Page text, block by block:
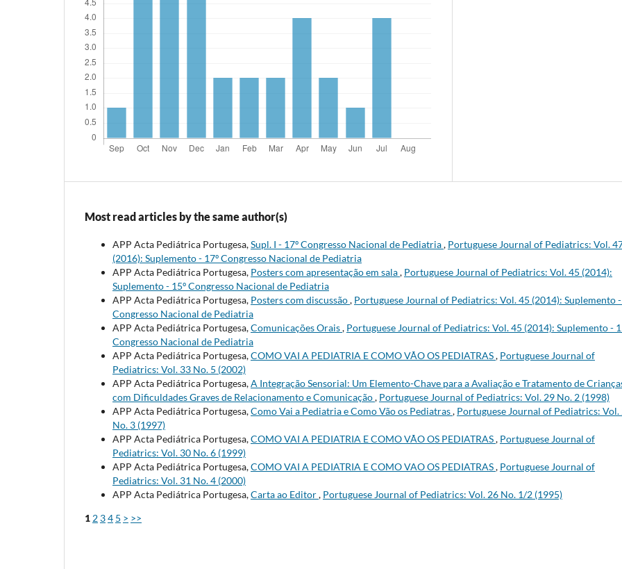
Most read articles by the same author(s)
APP Acta Pediátrica Portugesa,Supl. I - 17º Congresso Nacional de Pediatria, Portuguese Journal of Pediatrics: Vol.
(2016): Suplemento - 17º Congresso Nacional de Pediatria
APP Acta Pediátrica Portugesa, Posters com apresentação em sala, Portuguese Journal of Pediatrics: Vol. 45 (2014):
Suplemento - 15º Congresso Nacional de Pediatria
APP Acta Pediátrica Portugesa, Posters com discussão, Portuguese Journal of Pediatrics: Vol. 45 (2014): Suplemento -
Congresso Nacional de Pediatria
APP Acta Pediátrica Portugesa,Comunicações Orais, Portuguese Journal of Pediatrics: Vol. 45 (2014): Suplemento -
Congresso Nacional de Pediatria
APP Acta Pediátrica Portugesa,COMO VAI A PEDIATRIA E COMO VÃO OS PEDIATRAS, Portuguese Journal of
Pediatrics: Vol. 33 No. 5 (2002)
APP Acta Pediátrica Portugesa,A Integração Sensorial: Um Elemento-Chave para a Avaliação e Tratamento de
com Dificuldades Graves de Relacionamento e Comunicação, Portuguese Journal of Pediatrics: Vol. 29 No. 2 (1998)
APP Acta Pediátrica Portugesa,Como Vai a Pediatria e Como Vão os Pediatras, Portuguese Journal of Pediatrics: Vol.
No. 3 (1997)
APP Acta Pediátrica Portugesa,COMO VAI A PEDIATRIA E COMO VÃO OS PEDIATRAS, Portuguese Journal of
Pediatrics: Vol. 30 No. 6 (1999)
APP Acta Pediátrica Portugesa,COMO VAI A PEDIATRIA E COMO VAO OS PEDIATRAS, Portuguese Journal of
Pediatrics: Vol. 31 No. 4 (2000)
APP Acta Pediátrica Portugesa,Carta ao Editor, Portuguese Journal of Pediatrics: Vol. 26 No. 1/2 (1995)
1 2 34 5 > >>